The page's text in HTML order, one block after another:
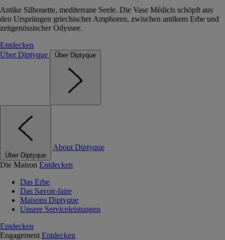
Antike Silhouette, mediterrane Seele. Die Vase Médicis schöpft aus
den Ursprüngen griechischer Amphoren, zwischen antikem Erbe und
zeitgenössischer Odyssee.
Entdecken
Über Diptyque
Über Diptyque
Über Diptyque
About Diptyque
Die Maison Entdecken
Das Erbe
Das Savoir-faire
Maisons Diptyque
Unsere Serviceleistungen
Entdecken
Engagement Entdecken